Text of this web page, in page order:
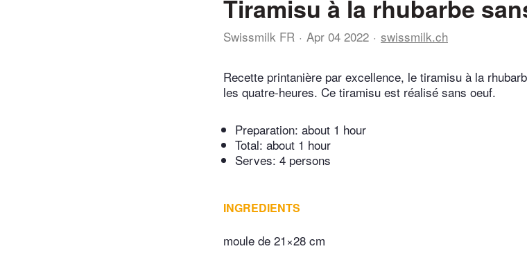
Tiramisu à la rhubarbe
Swissmilk FR Apr 04 2022 swissmilk.ch
Recette printanière par excellence, le tiramisu à la
les quatre-heures. Ce tiramisu est réalisé sans oeuf.
Preparation: about 1 hour
Total: about 1 hour
Serves: 4 persons
INGREDIENTS
moule de 21×28 cm